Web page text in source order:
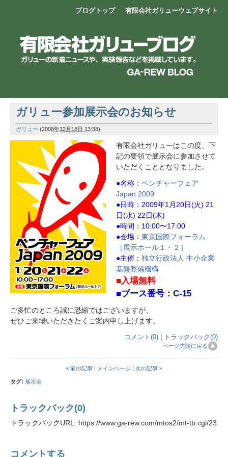
有限会社ガリューウェブサイト
ブログトップ
ガリュー参加展示会のお知らせ
ガリュー (2008年12月18日 13:38)
有限会社ガリューはこの度、下
記の要領で展示会に参加させて
いただくこととなりました。
●名称： ベンチャーフェア
Japan 2009
●日時：2009年1月20日(火) 21
日(水) 22日(木)
●時間：10:00〜17:00
●会場： 東京国際フォーラム
［展示ホール１・２］
●主催： 独立行政法人 中小企業
基盤整備機構
■入場無料
■ブース番号：C-15
ご多忙のところ誠に恐縮ではございますが、
ぜひご来場いただきたくご案内申し上げます。
コメント(0) トラックバック(0)
ページ先頭に戻る
« 前の記事 | メインページ | 次の記事 »
タグ: 展示会
トラックバック(0)
トラックバックURL: https://www.ga-rew.com/mtos2/mt-tb.cgi/23
コメントする